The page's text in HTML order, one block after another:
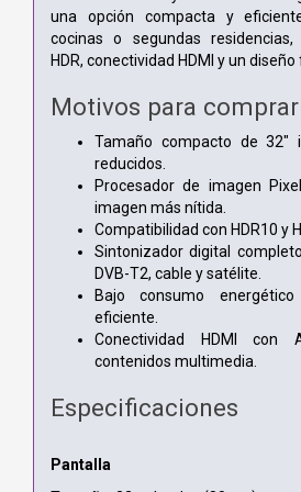
una opción compacta y
cocinas o segundas residencias,
HDR, conectividad HDMI y un
Motivos para
Tamaño compacto de 32"
reducidos.
Procesador de imagen
imagen más nítida.
Compatibilidad con HDR10 y
Sintonizador digital
DVB-T2, cable y satélite.
Bajo consumo
eficiente.
Conectividad HDMI con
contenidos multimedia.
Especificaciones
Pantalla